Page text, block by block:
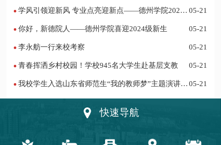
学风引领迎新风 专业点亮迎新点——德州学院2024
05-21
你好，新德院人——德州学院喜迎2024级新生 05-21
李永舫一行来校考察 05-21
青春挥洒乡村校园！学校945名大学生赴基层支教 05-21
我校学生入选山东省师范生“我的教师梦”主题演讲活
05-21
快速导航